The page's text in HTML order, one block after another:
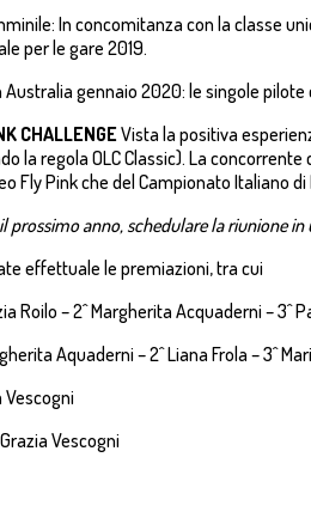
In concomitanza con la classe
per le gare 2019.
gennaio 2020: le singole
CHALLENGEVista la positiva
la regola OLC Classic). La
Fly Pink che del Campionato Italiano di
prossimo anno, schedulare la riunione
effettuale le premiazioni, tra cui
Roilo – 2^ Margherita Acquaderni – 3^
Aquaderni – 2^ Liana Frola – 3^
Vescogni
Vescogni